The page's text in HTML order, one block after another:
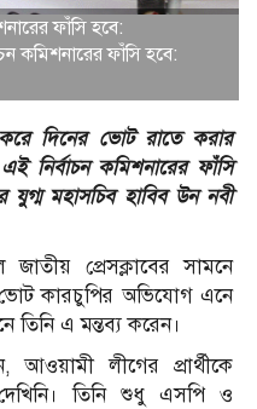
ফাঁসি হবে:
কমিশনারের ফাঁসি হবে:
দি‌নের ভোট রা‌তে করার
কমিশনারের ফাঁসি
যুগ্ম মহাসচিব হাবিব উন নবী
প্রেসক্লাবের সামনে
কারচুপির অভিযোগ এনে
তিনি এ মন্তব‌্য ক‌রেন।
আওয়ামী লীগের প্রার্থীকে
তিনি শুধু এসপি ও